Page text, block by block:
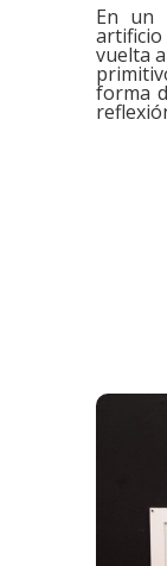
En un
vuelta
forma